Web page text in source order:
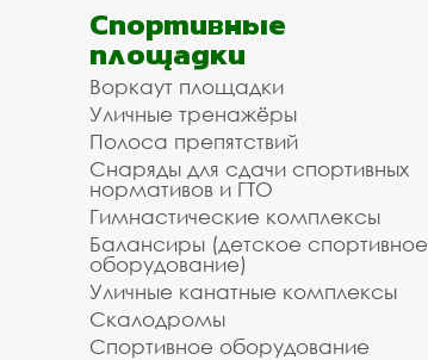
Спортивные
площадки
Воркаут площадки
Уличные тренажёры
Полоса препятствий
Снаряды для сдачи спортивных
нормативов и ГТО
Гимнастические комплексы
Балансиры (детское спортивное
оборудование)
Уличные канатные комплексы
Скалодромы
Спортивное оборудование